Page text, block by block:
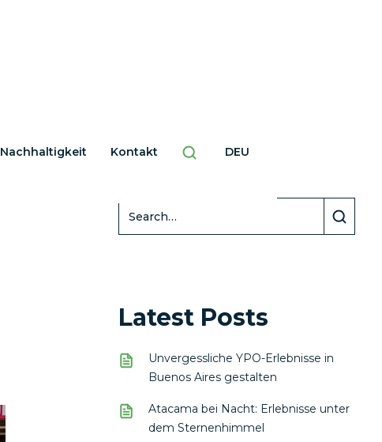
Nachhaltigkeit Kontakt DEU
Latest Posts
Unvergessliche YPO-Erlebnisse in
Buenos Aires gestalten
Atacama bei Nacht: Erlebnisse unter
dem Sternenhimmel